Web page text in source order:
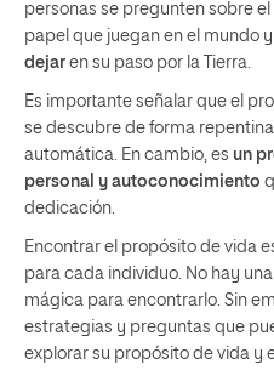
personas se pregunten sobre el
papel que juegan en el mundo
dejar en su paso por la Tierra.
Es importante señalar que el
se descubre de forma
automática. En cambio, es un
personal y autoconocimiento
dedicación.
Encontrar el propósito de vida
para cada individuo. No hay
mágica para encontrarlo. Sin
estrategias y preguntas que
explorar su propósito de vida y